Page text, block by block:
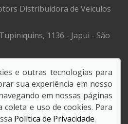
Distribuidora de Veiculos
1136 - Japui - São
e outras tecnologias para
sua experiência em nosso
em nossas páginas
coleta e uso de cookies. Para
Política de Privacidade.